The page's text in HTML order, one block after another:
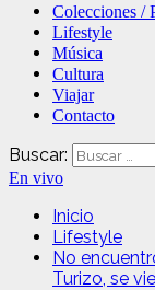
Colecciones /
Lifestyle
Música
Cultura
Viajar
Contacto
Buscar:
En vivo
Inicio
Lifestyle
No
Turizo, se